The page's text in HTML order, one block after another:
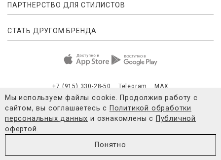
ПАРТНЕРСТВО ДЛЯ СТИЛИСТОВ
СТАТЬ ДРУГОМ БРЕНДА
+7 (915) 330-28-50 Telegram MAX
Согласие на обработку персональных
© 2021-2026 4FORMS
Мы используем файлы cookie. Продолжив работу с
сайтом, вы соглашаетесь с Политикой обработки
персональных данных и ознакомлены с Публичной
офертой.
Понятно